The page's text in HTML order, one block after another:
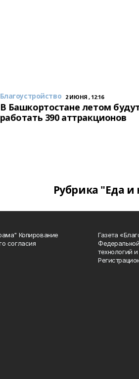
Благоустройство 2 ИЮНЯ , 12:16
В Башкортостане летом
работать 390 аттракционов
Рубрика "Еда
Копирование
согласия
Газета
технологий